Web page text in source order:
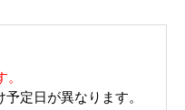
定日が異なります。